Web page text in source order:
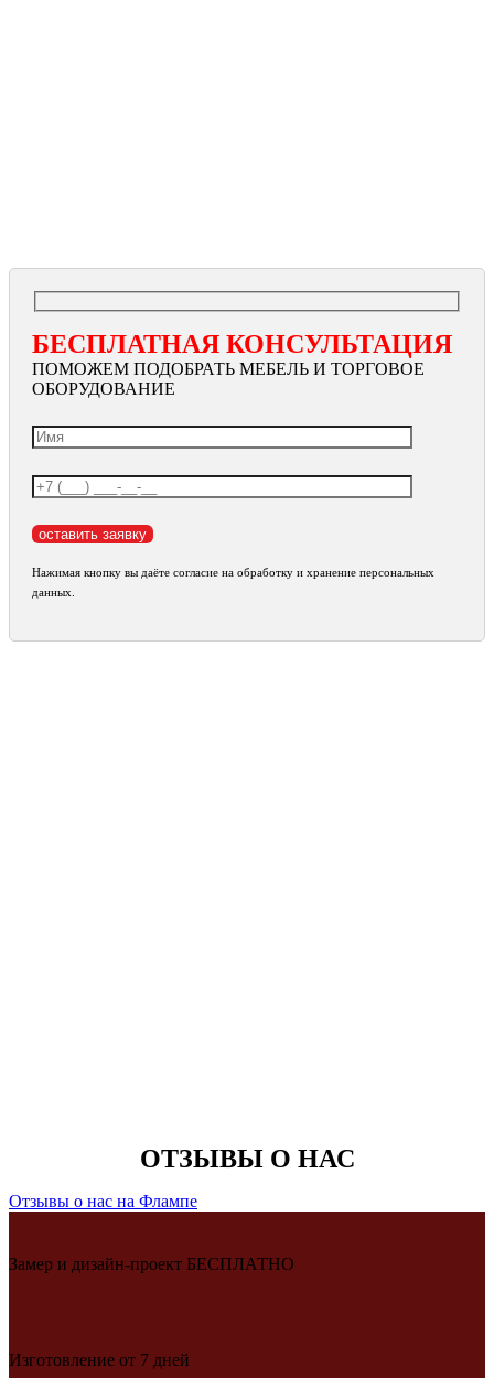
БЕСПЛАТНАЯ КОНСУЛЬТАЦИЯ
ПОМОЖЕМ ПОДОБРАТЬ МЕБЕЛЬ И ТОРГОВОЕ
ОБОРУДОВАНИЕ
Нажимая кнопку вы даёте согласие на обработку и хранение персональных
данных.
ОТЗЫВЫ О НАС
Отзывы о нас на Флампе
Замер и дизайн-проект БЕСПЛАТНО
Изготовление от 7 дней